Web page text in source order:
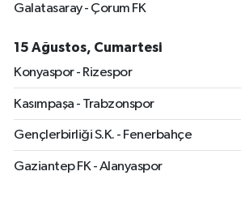
Galatasaray - Çorum FK
15 Ağustos, Cumartesi
Konyaspor - Rizespor
Kasımpaşa - Trabzonspor
Gençlerbirliği S.K. - Fenerbahçe
Gaziantep FK - Alanyaspor